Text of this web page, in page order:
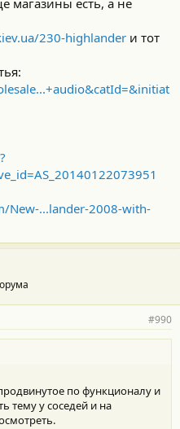
магазины есть, а не
230-highlander и тот
New-...lander-2008-with-
#990
по функционалу и
тему у соседей и на